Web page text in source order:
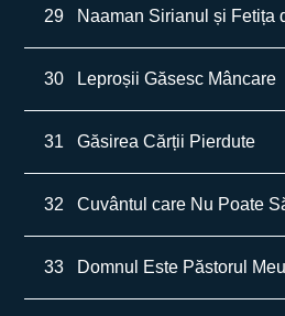
29 Naaman Sirianul și Fetița
30 Leproșii Găsesc Mâncare
31 Găsirea Cărții Pierdute
32 Cuvântul care Nu Poate
33 Domnul Este Păstorul Meu